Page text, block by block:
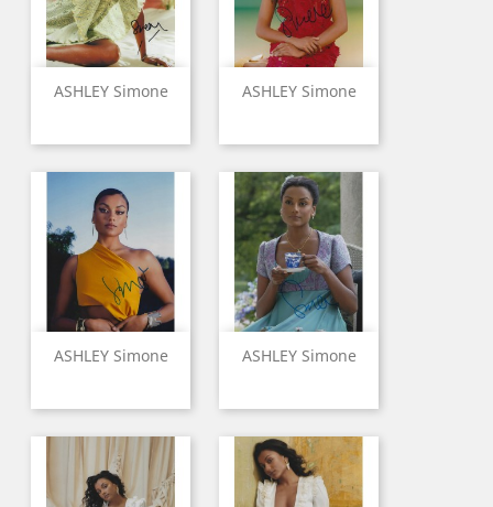
ASHLEY Simone ASHLEY Simone
ASHLEY Simone ASHLEY Simone